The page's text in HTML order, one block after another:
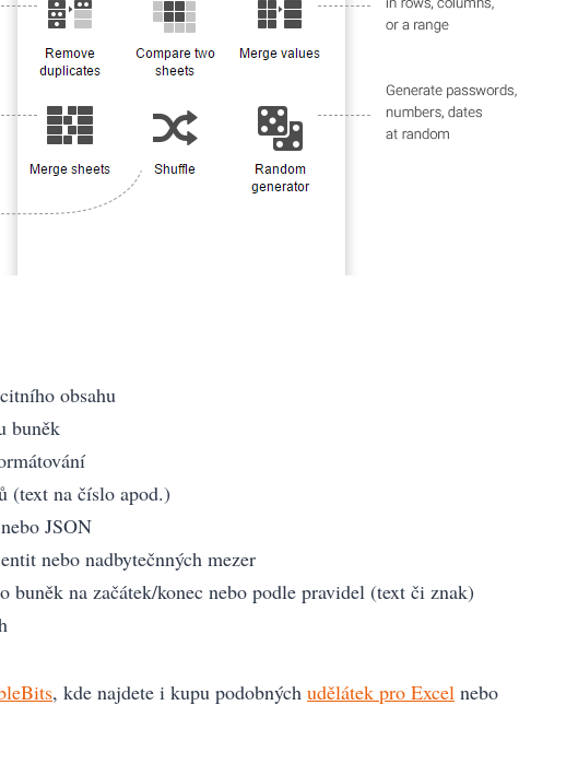
obsahu
buněk
(text na číslo apod.)
JSON
nebo nadbytečnných mezer
buněk na začátek/konec nebo podle pravidel (text či znak)
, kde najdete i kupu podobných udělátek pro Excel nebo